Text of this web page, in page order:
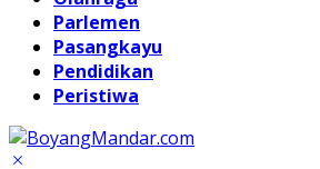
Parlemen
Pasangkayu
Pendidikan
Peristiwa